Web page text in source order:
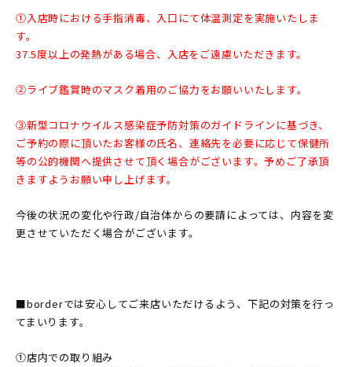
①入店時における手指消毒、入口にて体温測定を実施いたしま
す。
37.5度以上の発熱がある場合、入店をご遠慮いただきます。
②ライブ鑑賞時のマスク着用のご協力をお願いいたします。
③新型コロナウイルス感染症予防対策のガイドラインに基づき、
ご予約の際に頂いたお客様の氏名、連絡先を必要に応じて保健所
等の公的機関へ提供させて頂く場合がございます。予めご了承頂
きますようお願い申し上げます。
今後の状況の変化や行政/自治体からの要請によっては、内容を変
更させていただく場合がございます。
■borderでは安心してご来店いただけるよう、下記の対策を行っ
てまいります。
①店内での取り組み